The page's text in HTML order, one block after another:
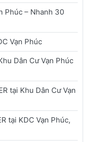
Phúc – Nhanh 30
Vạn Phúc
Dân Cư Vạn Phúc
tại Khu Dân Cư Vạn
tại KDC Vạn Phúc,